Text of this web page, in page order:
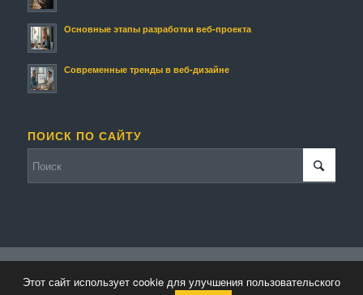
Основные этапы разработки веб-проекта
Современные тренды в веб-дизайне
ПОИСК ПО САЙТУ
by Kriesi
Этот сайт использует cookie для улучшения пользовательского